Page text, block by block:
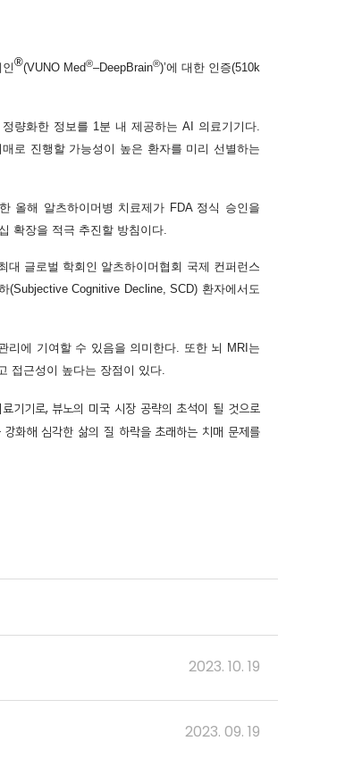
®(VUNO Med®–DeepBrain®)’에 대한 인증(510k
량화한 정보를 1분 내 제공하는 AI 의료기기다.
로 진행할 가능성이 높은 환자를 미리 선별하는
올해 알츠하이머병 치료제가 FDA 정식 승인을
확장을 적극 추진할 방침이다.
글로벌 학회인 알츠하이머협회 국제 컨퍼런스
Cognitive Decline, SCD) 환자에서도
리에 기여할 수 있음을 의미한다. 또한 뇌 MRI는
접근성이 높다는 장점이 있다.
기기로, 뷰노의 미국 시장 공략의 초석이 될 것으로
화해 심각한 삶의 질 하락을 초래하는 치매 문제를
2023. 10. 19
2023. 09. 19